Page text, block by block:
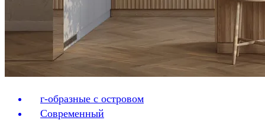
г-образные с островом
Современный